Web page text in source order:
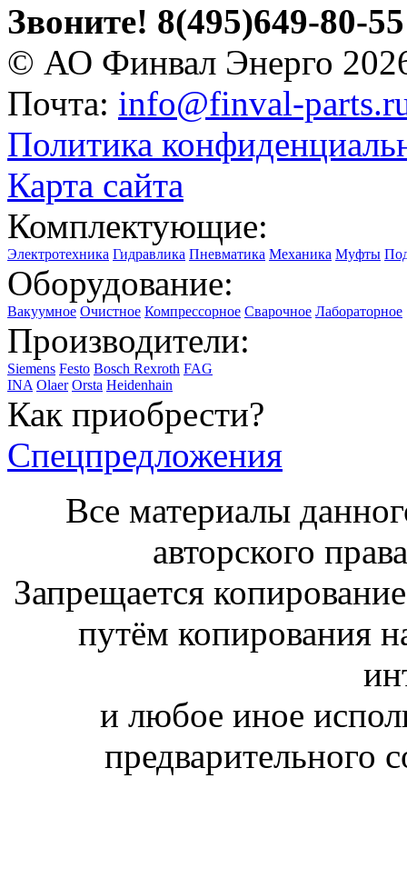
Звоните! 8(495)649-80-55
© АО Финвал Энерго
Почта: info@finval-
Политика
Карта сайта
Комплектующие:
Электротехника Гидравлика Пневматика Механика Муфты
Оборудование:
Вакуумное Очистное Компрессорное Сварочное Лабораторное
Производители:
Siemens Festo Bosch Rexroth FAG
INA Olaer Orsta Heidenhain
Как приобрести?
Спецпредложения
Все материалы
авторского
Запрещается
путём копирования
и любое иное
предварительного